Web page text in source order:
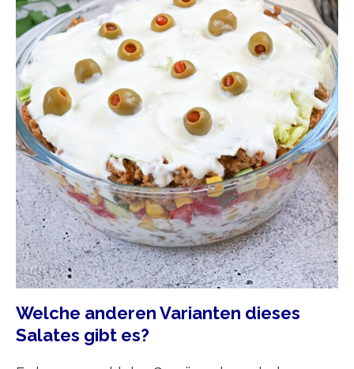
Welche anderen Varianten dieses
Salates gibt es?